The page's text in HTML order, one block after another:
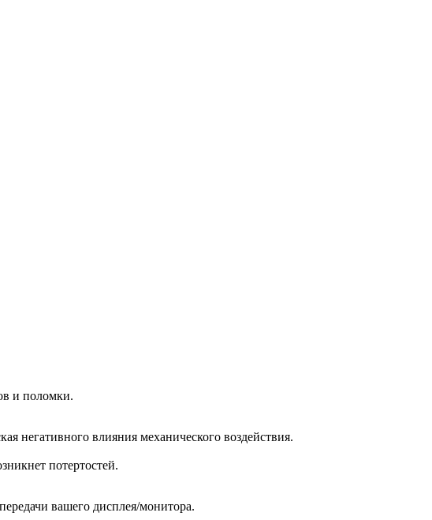
и поломки.
негативного влияния механического воздействия.
потертостей.
вашего дисплея/монитора.